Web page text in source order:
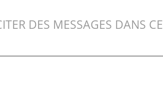
DES MESSAGES DANS CE